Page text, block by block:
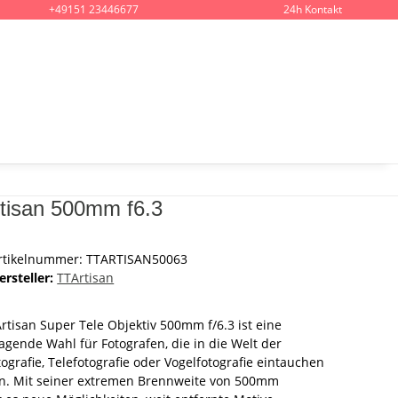
+49151 23446677 24h Kontakt
500mm f6.3
TTARTISAN50063
TTArtisan
Super Tele Objektiv 500mm f/6.3 ist eine
Wahl für Fotografen, die in die Welt der
Telefotografie oder Vogelfotografie eintauchen
Mit seiner extremen Brennweite von 500mm